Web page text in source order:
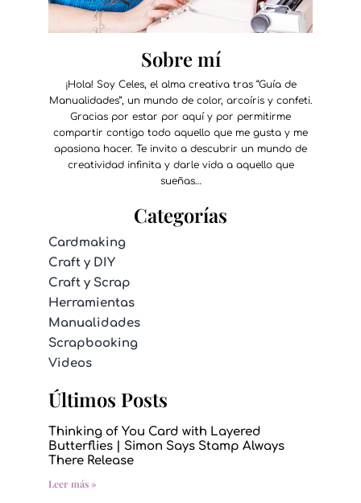
Sobre mí
¡Hola! Soy Celes, el alma creativa tras “Guía de
Manualidades”, un mundo de color, arcoíris y confeti.
Gracias por estar por aquí y por permitirme
compartir contigo todo aquello que me gusta y me
apasiona hacer. Te invito a descubrir un mundo de
creatividad infinita y darle vida a aquello que
sueñas…
Categorías
Cardmaking
Craft y DIY
Craft y Scrap
Herramientas
Manualidades
Scrapbooking
Videos
Últimos Posts
Thinking of You Card with Layered
Butterflies | Simon Says Stamp Always
There Release
Leer más »